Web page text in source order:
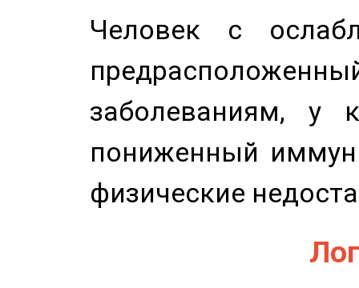
Человек с
заболеваниям, у
пониженный
физические